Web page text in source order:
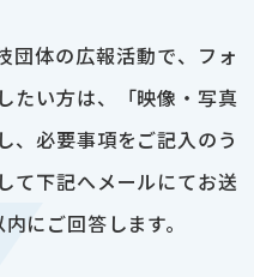
団体の広報活動で、フォ
たい方は、「映像・写真
、必要事項をご記入のう
て下記へメールにてお送
にご回答します。